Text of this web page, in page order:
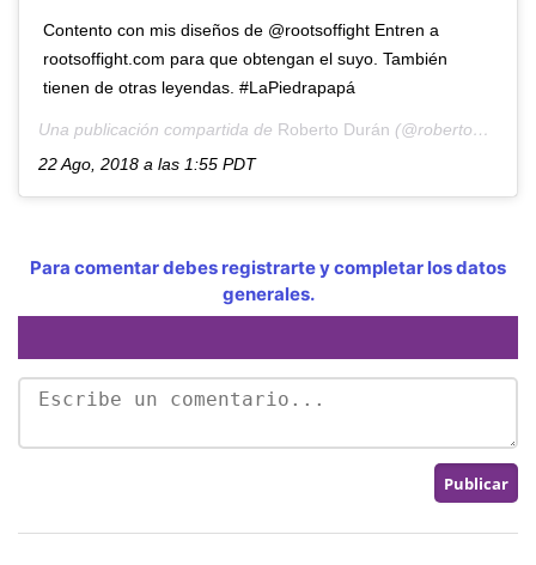
Contento con mis diseños de @rootsoffight Entren a
rootsoffight.com para que obtengan el suyo. También
tienen de otras leyendas. #LaPiedrapapá
Una publicación compartida de Roberto Durán (@robertoduranbox) el
22 Ago, 2018 a las 1:55 PDT
Para comentar debes registrarte y completar los datos
generales.